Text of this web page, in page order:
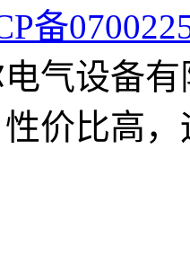
备
气设备
价比高